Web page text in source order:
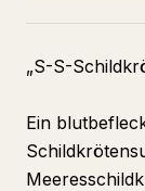
„S-S-
Ein